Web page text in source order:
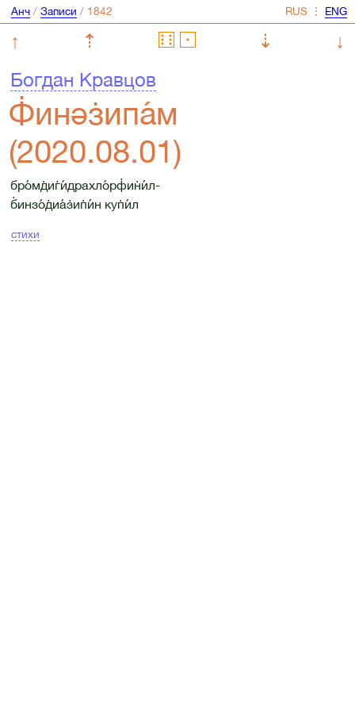
Анч/ Записи / ⋮
↑ ⇡ ⇣
↓
Богдан Кравцов
Ф̇инəз̇ипа́м
(2020.08.01)
бро́мд̇иг̇и́драхло́рф̇ин̇и́л-
б̇инзо́д̇иа́з̇ип̇и́н куп̇и́л
стихи